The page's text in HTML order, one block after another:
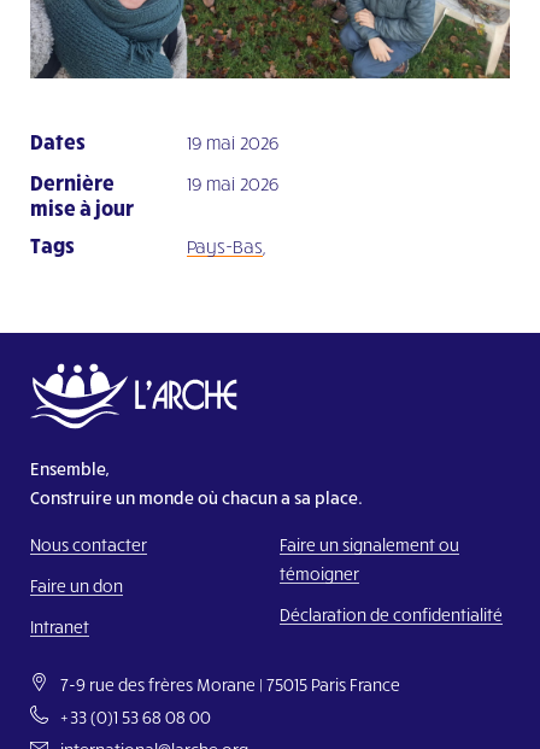
Dates 19 mai 2026
Dernière
mise à jour
19 mai 2026
Tags Pays-Bas
Ensemble,
Construire un monde où chacun a sa place.
Nous contacter
Faire un don
Intranet
Faire un signalement ou
témoigner
Déclaration de confidentialité
7-9 rue des frères Morane | 75015 Paris France
+33 (0)1 53 68 08 00